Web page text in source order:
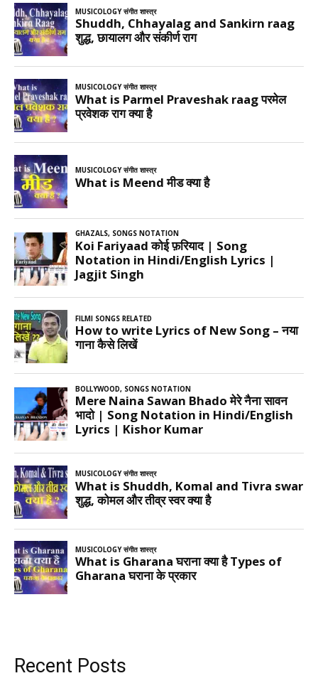
Recent Posts